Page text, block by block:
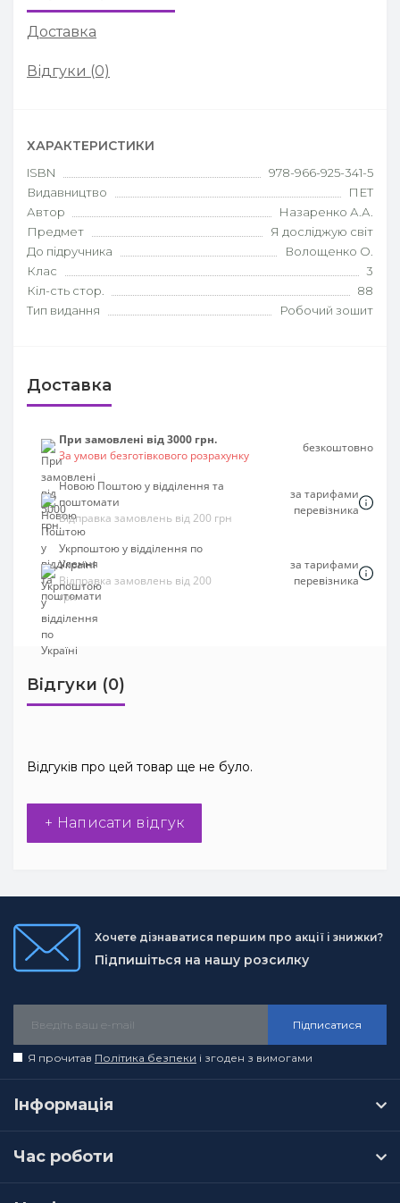
Доставка
Відгуки (0)
ХАРАКТЕРИСТИКИ
ISBN
978-966-925-341-5
Видавництво
ПЕТ
Автор
Назаренко А.А.
Предмет
Я досліджую світ
До підручника
Волощенко О.
Клас
3
Кіл-сть стор.
88
Тип видання
Робочий зошит
Доставка
При замовлені від 3000 грн.
За умови безготівкового розрахунку
безкоштовно
Новою Поштою у відділення та
поштомати
Відправка замовлень від 200 грн
за тарифами
перевізника
Укрпоштою у відділення по
Україні
Відправка замовлень від 200
грн
за тарифами
перевізника
Відгуки (0)
Відгуків про цей товар ще не було.
+ Написати відгук
Хочете дізнаватися першим про акції і знижки?
Підпишіться на нашу розсилку
Підписатися
Я прочитав Політика безпеки і згоден з вимогами
Інформація
Час роботи